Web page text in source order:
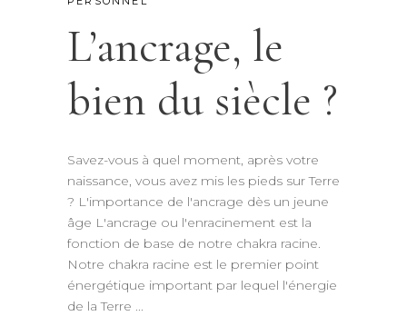
L’ancrage, le
bien du siècle ?
Savez-vous à quel moment, après votre
naissance, vous avez mis les pieds sur Terre
? L'importance de l'ancrage dès un jeune
âge L'ancrage ou l'enracinement est la
fonction de base de notre chakra racine.
Notre chakra racine est le premier point
énergétique important par lequel l'énergie
de la Terre